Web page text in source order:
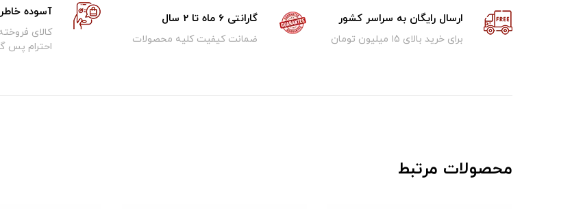
ارسال رایگان به سراسر کشور
برای خرید بالای ۱5 میلیون تومان
گارانتی 6 ماه تا 2 سال
ضمانت کیفیت کلیه محصولات
آسوده
احترام پس
محصولات مرتبط